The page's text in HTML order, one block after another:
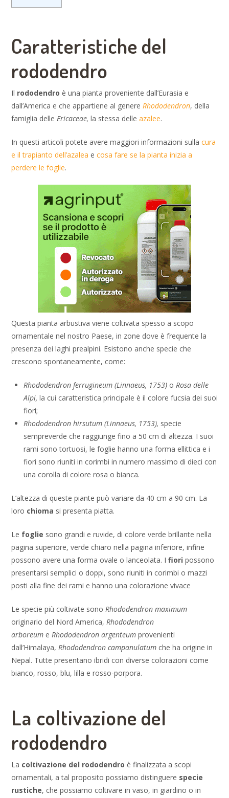
Caratteristiche del
rododendro
Il rododendro è una pianta proveniente dall’Eurasia e
dall’America e che appartiene al genereRhododendron, della
famiglia delleEricaceae, la stessa delleazalee.
In questi articoli potete avere maggiori informazioni sullacura
e il trapianto dell’azalea ecosa fare se la pianta inizia a
perdere le foglie.
Questa pianta arbustiva viene coltivata spesso a scopo
ornamentale nel nostro Paese, in zone dove è frequente la
presenza dei laghi prealpini. Esistono anche specie che
crescono spontaneamente, come:
Rhododendron ferrugineum (Linnaeus, 1753) o Rosa delle
Alpi, la cui caratteristica principale è il colore fucsia dei suoi
fiori;
Rhododendron hirsutum (Linnaeus, 1753), specie
sempreverde che raggiunge fino a 50 cm di altezza. I suoi
rami sono tortuosi, le foglie hanno una forma ellittica e i
fiori sono riuniti in corimbi in numero massimo di dieci con
una corolla di colore rosa o bianca.
L’altezza di queste piante può variare da 40 cm a 90 cm. La
loro chioma si presenta piatta.
Le foglie sono grandi e ruvide, di colore verde brillante nella
pagina superiore, verde chiaro nella pagina inferiore, infine
possono avere una forma ovale o lanceolata. Ifiori possono
presentarsi semplici o doppi, sono riuniti in corimbi o mazzi
posti alla fine dei rami e hanno una colorazione vivace
Le specie più coltivate sonoRhododendron maximum
originario del Nord America,Rhododendron
arboreum eRhododendron argenteumprovenienti
dall’Himalaya,Rhododendron campanulatum che ha origine in
Nepal. Tutte presentano ibridi con diverse colorazioni come
bianco, rosso, blu, lilla e rosso-porpora.
La coltivazione del
rododendro
La coltivazione del rododendro è finalizzata a scopi
ornamentali, a tal proposito possiamo distinguere specie
rustiche, che possiamo coltivare in vaso, in giardino o in